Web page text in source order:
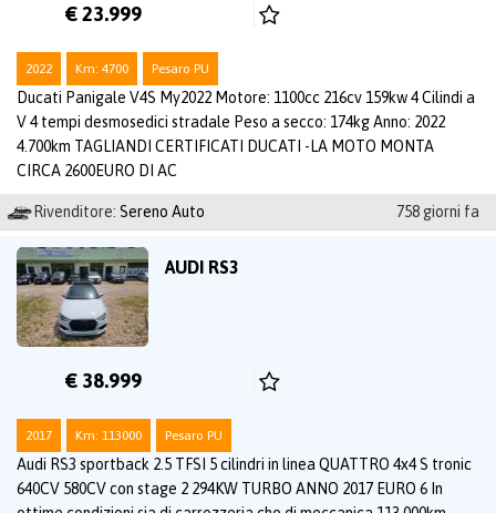
€ 23.999
2022 Km: 4700 Pesaro PU
Ducati Panigale V4S My2022 Motore: 1100cc 216cv 159kw 4 Cilindi a
V 4 tempi desmosedici stradale Peso a secco: 174kg Anno: 2022
4.700km TAGLIANDI CERTIFICATI DUCATI -LA MOTO MONTA
CIRCA 2600EURO DI AC
Rivenditore: Sereno Auto 758 giorni fa
AUDI RS3
€ 38.999
2017 Km: 113000 Pesaro PU
Audi RS3 sportback 2.5 TFSI 5 cilindri in linea QUATTRO 4x4 S tronic
640CV 580CV con stage 2 294KW TURBO ANNO 2017 EURO 6 In